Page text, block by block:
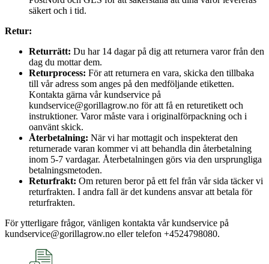
säkert och i tid.
Retur:
Returrätt: Du har 14 dagar på dig att returnera varor från den
dag du mottar dem.
Returprocess: För att returnera en vara, skicka den tillbaka
till vår adress som anges på den medföljande etiketten.
Kontakta gärna vår kundservice på
kundservice@gorillagrow.no för att få en returetikett och
instruktioner. Varor måste vara i originalförpackning och i
oanvänt skick.
Återbetalning: När vi har mottagit och inspekterat den
returnerade varan kommer vi att behandla din återbetalning
inom 5-7 vardagar. Återbetalningen görs via den ursprungliga
betalningsmetoden.
Returfrakt: Om returen beror på ett fel från vår sida täcker vi
returfrakten. I andra fall är det kundens ansvar att betala för
returfrakten.
För ytterligare frågor, vänligen kontakta vår kundservice på
kundservice@gorillagrow.no eller telefon +4524798080.